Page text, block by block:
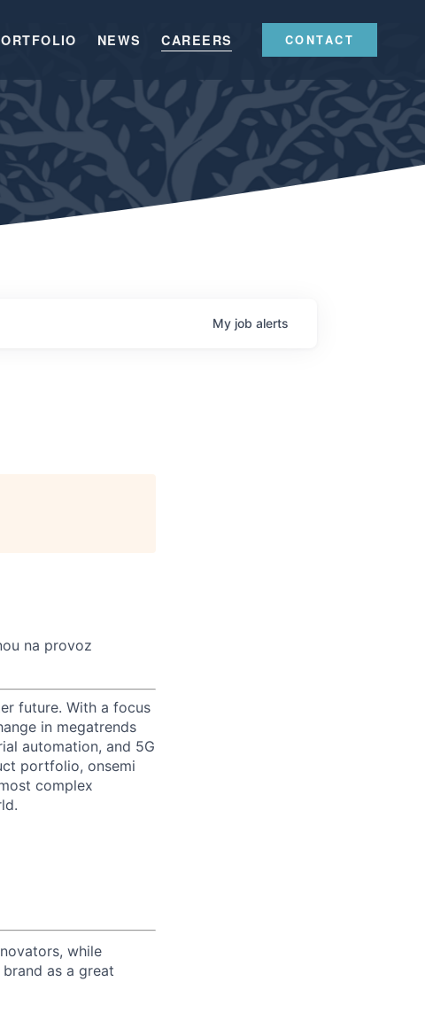
NEWS CAREERS CONTACT
My job alerts
na provoz
future. With a focus
in megatrends
automation, and 5G
portfolio, onsemi
complex
while
as a great